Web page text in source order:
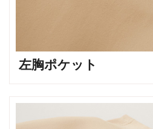
左胸ポケット